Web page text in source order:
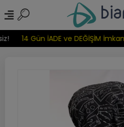
14 Gün İADE ve DEĞİŞİM İmkanı